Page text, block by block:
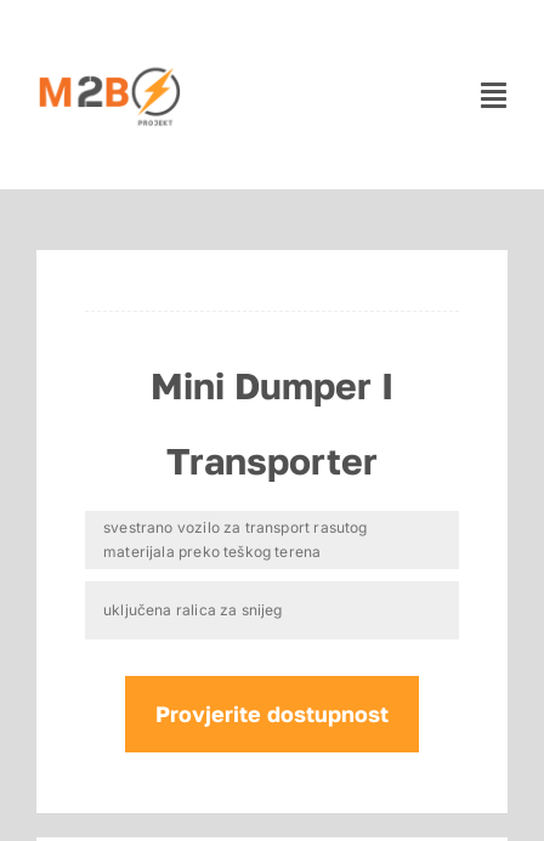
content
Mini Dumper I
Transporter
svestrano vozilo za transport rasutog
materijala preko teškog terena
uključena ralica za snijeg
Provjerite dostupnost